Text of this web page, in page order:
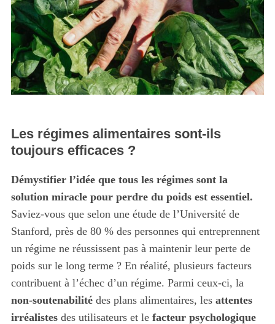
Les régimes alimentaires sont-ils
toujours efficaces ?
Démystifier l’idée que tous les régimes sont la
solution miracle pour perdre du poids est essentiel.
Saviez-vous que selon une étude de l’Université de
Stanford, près de 80 % des personnes qui entreprennent
un régime ne réussissent pas à maintenir leur perte de
poids sur le long terme ? En réalité, plusieurs facteurs
contribuent à l’échec d’un régime. Parmi ceux-ci, la
non-soutenabilitédes plans alimentaires, les attentes
irréalistesdes utilisateurs et le facteur psychologique